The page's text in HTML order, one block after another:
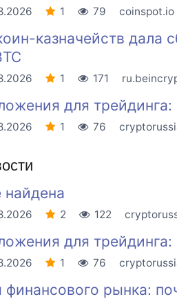
1 79 coinspot.io
казначейств дала
1 171
для трейдинга:
1 76
найдена
2 122
для трейдинга:
1 76
финансового рынка: